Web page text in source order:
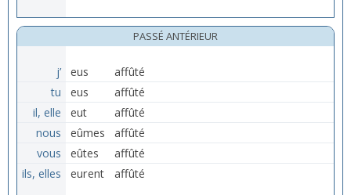
PASSÉ ANTÉRIEUR
j’ eus
affûté
tu
eus
affûté
il, elle
eut
affûté
nous
eûmes
affûté
vous
eûtes
affûté
ils, elles
eurent affûté